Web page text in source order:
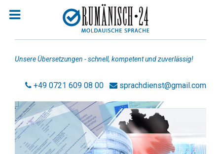
Jobsuche Rumänisch
Übersetzer Rumänisch
Unsere Übersetzungen - schnell, kompetent und zuverlässig!
+49 0721 609 08 00 sprachdienst@gmail.com